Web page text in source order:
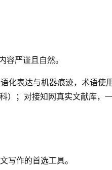
容严谨且自然。
表达与机器痕迹，术语使
；对接知网真实文献库，
写作的首选工具。